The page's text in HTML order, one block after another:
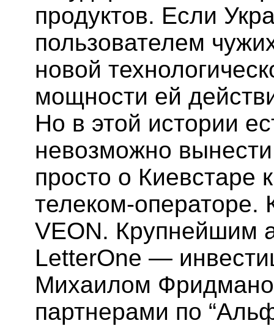
продуктов. Если
пользователем
новой
мощности ей
Но в этой истории
невозможно
просто о Киевстаре
телеком-операторе.
VEON. Крупнейшим
LetterOne —
Михаилом
партнерами по